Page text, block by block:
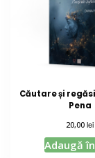
Căutare și
Pena
20,00lei
Adaugă